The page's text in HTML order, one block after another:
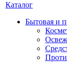
Каталог
Бытовая и